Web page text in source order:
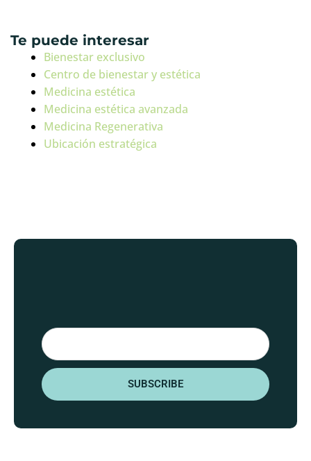
Te puede interesar
Bienestar exclusivo
Centro de bienestar y estética
Medicina estética
Medicina estética avanzada
Medicina Regenerativa
Ubicación estratégica
Email
SUBSCRIBE